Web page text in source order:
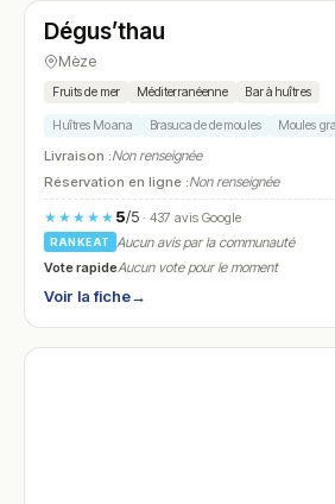
N° 28
Dégus’thau
Mèze
Fruits de mer Méditerranéenne Bar à huîtres
Huîtres Moana Brasucade de moules Moules
Livraison :Non renseignée
Réservation en ligne :Non renseignée
★★★★★ 5/5· 437 avis Google
RANKEAT
Aucun avis par la communauté
Vote rapideAucun vote pour le moment
Voir la fiche→